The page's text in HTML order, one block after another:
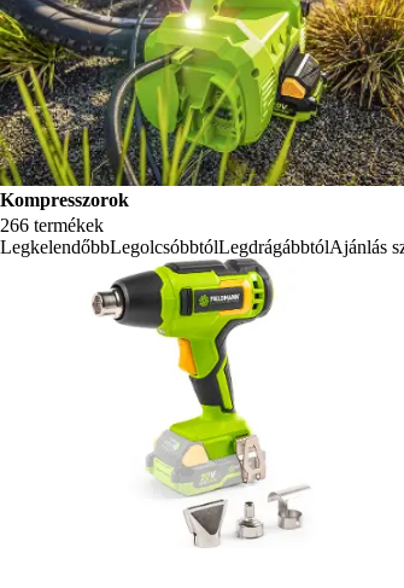
Kompresszorok
266 termékek
LegkelendőbbLegolcsóbbtólLegdrágábbtólAjánlás